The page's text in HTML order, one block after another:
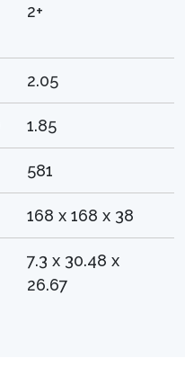
2+
2.05
1.85
581
168 x 168 x 38
7.3 x 30.48 x
26.67